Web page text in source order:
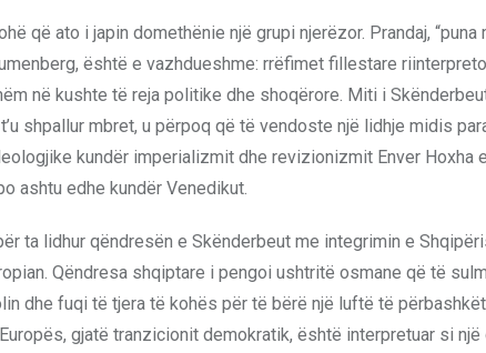
që ato i japin domethënie një grupi njerëzor. Prandaj, “puna
është e vazhdueshme: rrëfimet fillestare
në kushte të reja politike dhe shoqërore. Miti i
shpallur mbret, u përpoq që të vendoste një lidhje midis
kundër imperializmit dhe revizionizmit Enver Hoxha
ashtu edhe kundër Venedikut.
ta lidhur qëndresën e Skënderbeut me integrimin e
Qëndresa shqiptare i pengoi ushtritë osmane që të
dhe fuqi të tjera të kohës për të bërë një luftë të
gjatë tranzicionit demokratik, është interpretuar si